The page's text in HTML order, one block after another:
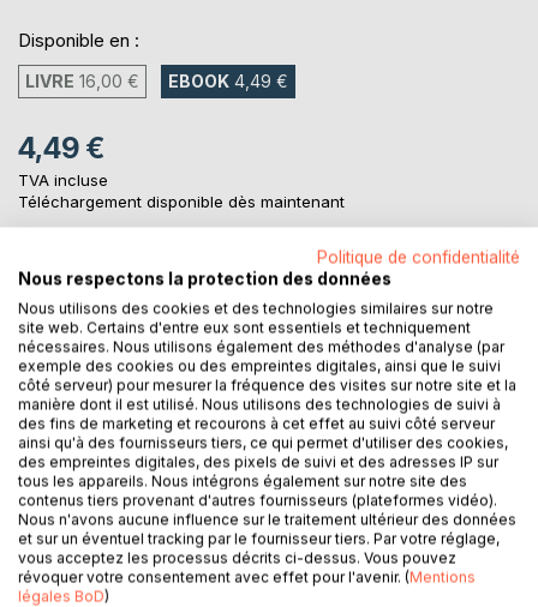
Disponible en :
LIVRE 16,00 € EBOOK 4,49 €
4,49 €
TVA incluse
Téléchargement disponible dès maintenant
AJOUTER AU PANIER
Ajouter à ma liste d'envies
Laisser un avis
DESCRIPTION
Politique de confidentialité
Nous respectons la protection des données
Nous utilisons des cookies et des technologies similaires sur notre
site web. Certains d'entre eux sont essentiels et techniquement
nécessaires. Nous utilisons également des méthodes d'analyse (par
exemple des cookies ou des empreintes digitales, ainsi que le suivi
côté serveur) pour mesurer la fréquence des visites sur notre site et la
manière dont il est utilisé. Nous utilisons des technologies de suivi à
des fins de marketing et recourons à cet effet au suivi côté serveur
ainsi qu'à des fournisseurs tiers, ce qui permet d'utiliser des cookies,
des empreintes digitales, des pixels de suivi et des adresses IP sur
tous les appareils. Nous intégrons également sur notre site des
contenus tiers provenant d'autres fournisseurs (plateformes vidéo).
Nous n'avons aucune influence sur le traitement ultérieur des données
et sur un éventuel tracking par le fournisseur tiers. Par votre réglage,
vous acceptez les processus décrits ci-dessus. Vous pouvez
révoquer votre consentement avec effet pour l'avenir. (Mentions
légales BoD)